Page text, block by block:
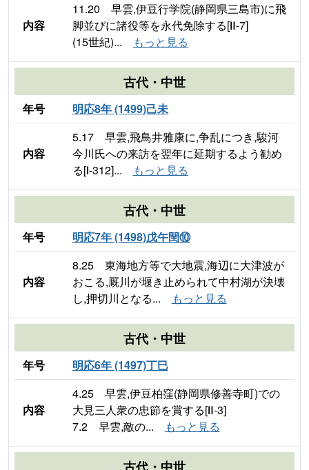
内容
11.20 早雲,伊豆行学院(静岡県三島市)に飛
脚並びに諸役等を永代免除する[Ⅱ-7]
(15世紀)...
もっと見る
古代・中世
年号 明応8年 (1499)己未
内容
5.17 早雲,飛鳥井雅康に,争乱につき,駿河
今川氏への来訪を翌年に延期するよう勧め
る[Ⅰ-312]...
もっと見る
古代・中世
年号 明応7年 (1498)戊午閏⑩
内容
8.25 東海地方等で大地震,海辺に大津波が
おこる,厩川が堰き止められて中村湖が決壊
し,押切川となる...
もっと見る
古代・中世
年号 明応6年 (1497)丁巳
内容
4.25 早雲,伊豆柏窪(静岡県修善寺町)での
大見三人衆の忠節を賞する[Ⅱ-3]
7.2 早雲,敵の...
もっと見る
古代・中世